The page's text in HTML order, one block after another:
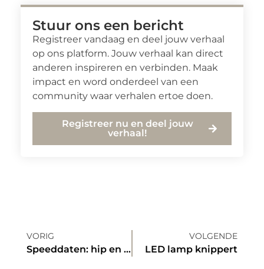
Stuur ons een bericht
Registreer vandaag en deel jouw verhaal
op ons platform. Jouw verhaal kan direct
anderen inspireren en verbinden. Maak
impact en word onderdeel van een
community waar verhalen ertoe doen.
Registreer nu en deel jouw
verhaal!
VORIG
Speeddaten: hip en happening en veel andere singles ontmoeten
VOLGENDE
LED lamp knippert